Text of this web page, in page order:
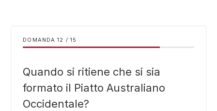
DOMANDA / 15
Quando si ritiene che si sia
formato il Piatto Australiano
Occidentale?